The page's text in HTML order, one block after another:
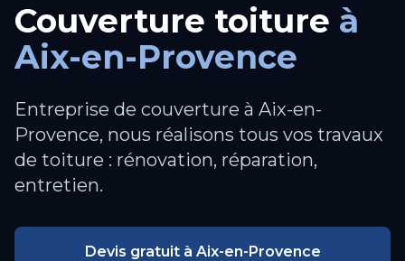
Couverture toiture à
Aix-en-Provence
Entreprise de couverture à Aix-en-
Provence, nous réalisons tous vos travaux
de toiture : rénovation, réparation,
entretien.
Devis gratuit à Aix-en-Provence